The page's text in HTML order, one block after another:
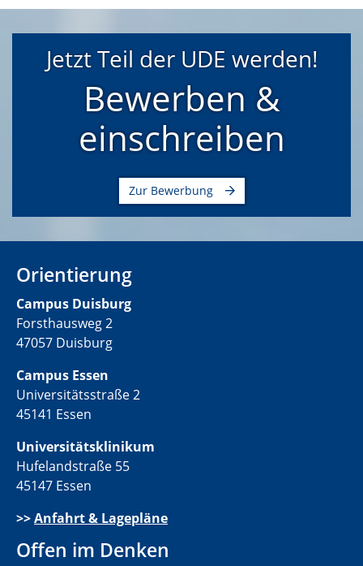
Jetzt Teil der UDE werden!
Bewerben &
einschreiben
Zur Bewerbung
Orientierung
Campus Duisburg
Forsthausweg 2
47057 Duisburg
Campus Essen
Universitätsstraße 2
45141 Essen
Universitätsklinikum
Hufelandstraße 55
45147 Essen
>>Anfahrt & Lagepläne
Offen im Denken